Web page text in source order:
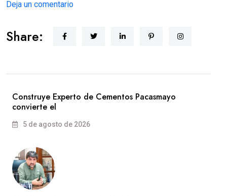
Deja un comentario
Share:
Construye Experto de Cementos Pacasmayo
convierte el
5 de agosto de 2026